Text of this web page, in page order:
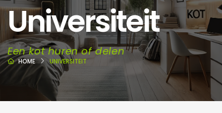
Universiteit
Een kot huren of delen
HOME UNIVERSITEIT